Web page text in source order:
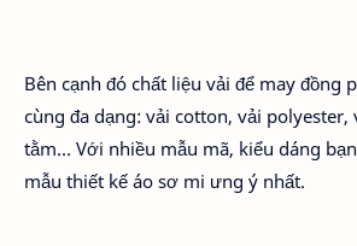
Bên cạnh đó chất liệu vải để may đồng
cùng đa dạng: vải cotton, vải polyester,
tằm… Với nhiều mẫu mã, kiểu dáng
mẫu thiết kế áo sơ mi ưng ý nhất.